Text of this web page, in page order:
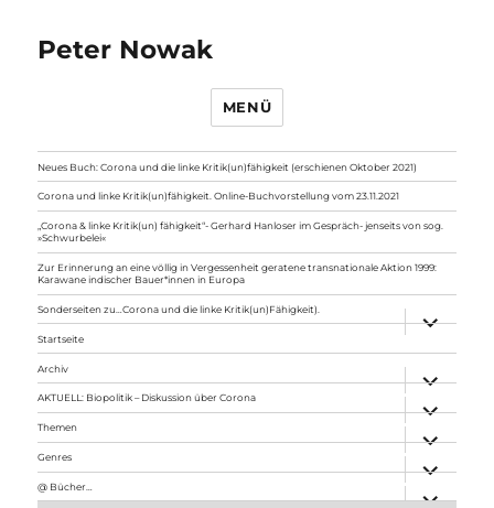
Peter Nowak
MENÜ
Neues Buch: Corona und die linke Kritik(un)fähigkeit (erschienen Oktober 2021)
Corona und linke Kritik(un)fähigkeit. Online-Buchvorstellung vom 23.11.2021
„Corona & linke Kritik(un) fähigkeit“- Gerhard Hanloser im Gespräch- jenseits von sog.
»Schwurbelei«
Zur Erinnerung an eine völlig in Vergessenheit geratene transnationale Aktion 1999:
Karawane indischer Bauer*innen in Europa
Sonderseiten zu…Corona und die linke Kritik(un)Fähigkeit).
anzeigen
Startseite
Archiv
anzeigen
AKTUELL: Biopolitik – Diskussion über Corona
anzeigen
Themen
anzeigen
Genres
anzeigen
@ Bücher…